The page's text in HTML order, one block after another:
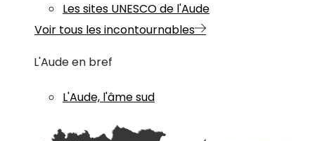
Les sites UNESCO de l'Aude
Voir tous les incontournables
L'Aude en bref
L'Aude, l'âme sud